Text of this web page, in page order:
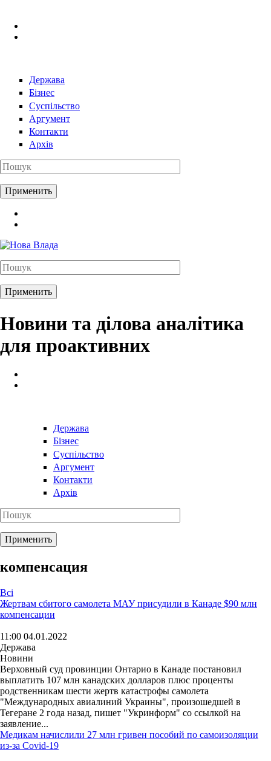
Держава
Бізнес
Суспільство
Аргумент
Контакти
Архів
Новини та ділова аналітика
для проактивних
Держава
Бізнес
Суспільство
Аргумент
Контакти
Архів
компенсация
Всі
Жертвам сбитого самолета МАУ присудили в Канаде $90 млн
компенсации
11:00 04.01.2022
Держава
Новини
Верховный суд провинции Онтарио в Канаде постановил
выплатить 107 млн ​​канадских долларов плюс проценты
родственникам шести жертв катастрофы самолета
"Международных авиалиний Украины", произошедшей в
Тегеране 2 года назад, пишет "Укринформ" со ссылкой на
заявление...
Медикам начислили 27 млн гривен пособий по самоизоляции
из-за Covid-19